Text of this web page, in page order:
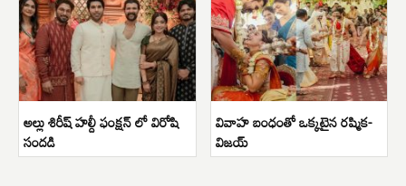
అల్లు శిరీష్ హల్దీ ఫంక్షన్ లో విరోషి
సందడి
వివాహ బంధంతో ఒక్కటైన రష్మిక-
విజయ్